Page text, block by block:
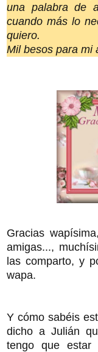
una palabra de
cuando más lo
quiero.
Mil besos para mi
Gracias
amigas...,
las comparto, y
wapa.
Y cómo sabéis
dicho a Julián
tengo que